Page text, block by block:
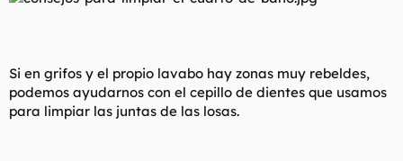
Si en grifos y el propio lavabo hay zonas muy rebeldes,
podemos ayudarnos con el cepillo de dientes que usamos
para limpiar las juntas de las losas.